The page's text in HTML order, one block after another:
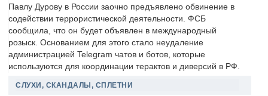
Павлу Дурову в России заочно предъявлено обвинение в
содействии террористической деятельности. ФСБ
сообщила, что он будет объявлен в международный
розыск. Основанием для этого стало неудаление
администрацией Telegram чатов и ботов, которые
используются для координации терактов и диверсий в РФ.
СЛУХИ, СКАНДАЛЫ, СПЛЕТНИ